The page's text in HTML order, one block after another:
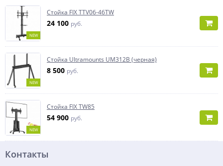
NEW
Стойка FIX TTV06-46TW
24 100 руб.
NEW
Стойка Ultramounts UM312B (черная)
8 500 руб.
NEW
Стойка FIX TW85
54 900 руб.
Контакты